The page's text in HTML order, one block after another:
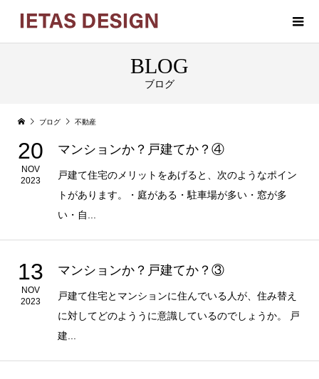
BLOG
ブログ
ブログ 不動産
20
NOV
2023
マンションか？戸建てか？④
戸建て住宅のメリットをあげると、次のようなポイン
トがあります。・庭がある・駐車場が多い・窓が多
い・自...
13
NOV
2023
マンションか？戸建てか？③
戸建て住宅とマンションに住んでいる人が、住み替え
に対してどのよううに意識しているのでしょうか。 戸
建...